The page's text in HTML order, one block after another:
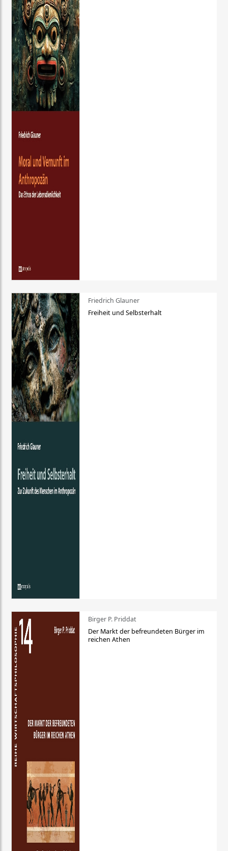
Friedrich Glauner
Freiheit und Selbsterhalt
Birger P. Priddat
Der Markt der befreundeten Bürger im
reichen Athen